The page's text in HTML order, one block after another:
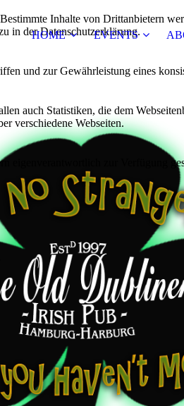
HOME EVENTS
Inhalte von Drittanbietern
in der Datenschutzerklärung.
und zur Gewährleistung eines
auch Statistiken, die dem
verschiedene Webseiten.
eigenverantwortlich zur Verfügung